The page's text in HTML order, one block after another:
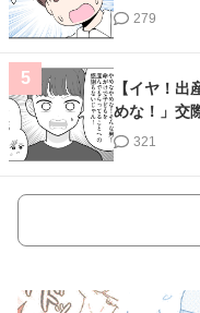
279
5
【イヤ！
めな！」交
321